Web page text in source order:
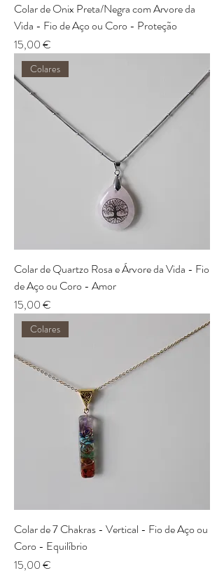
Colar de Onix Preta/Negra com Arvore da
Vida - Fio de Aço ou Coro - Proteção
Preço
15,00 €
Colares
Colar de Quartzo Rosa e Árvore da Vida - Fio
de Aço ou Coro - Amor
Preço
15,00 €
Colares
Colar de 7 Chakras - Vertical - Fio de Aço ou
Coro - Equilíbrio
Preço
15,00 €